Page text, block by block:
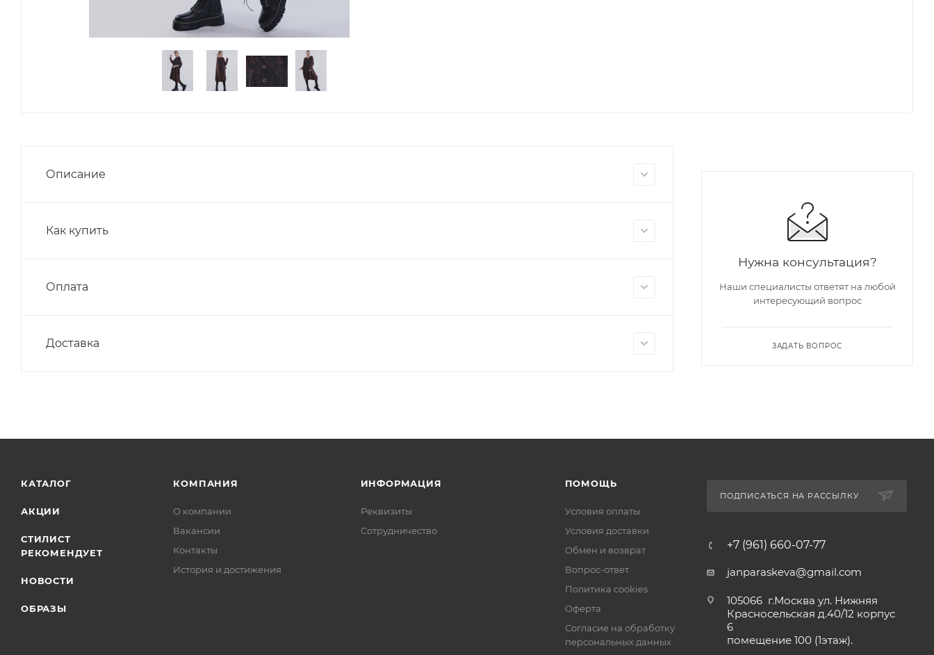
Описание
Как купить
Оплата
Доставка
Нужна консультация?
Наши специалисты ответят на любой
интересующий вопрос
ЗАДАТЬ ВОПРОС
КАТАЛОГ
АКЦИИ
СТИЛИСТ
РЕКОМЕНДУЕТ
НОВОСТИ
ОБРАЗЫ
КОМПАНИЯ
О компании
Вакансии
Контакты
История и достижения
ИНФОРМАЦИЯ
Реквизиты
Сотрудничество
ПОМОЩЬ
Условия оплаты
Условия доставки
Обмен и возврат
Вопрос-ответ
Политика cookies
Оферта
Согласие на обработку
персональных данных
ПОДПИСАТЬСЯ НА РАССЫЛКУ
+7 (961) 660-07-77
janparaskeva@gmail.com
105066 г.Москва ул. Нижняя
Красносельская д.40/12 корпус
6
помещение 100 (1этаж).